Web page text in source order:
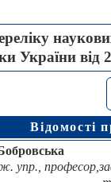
України
Відомості
упр.,